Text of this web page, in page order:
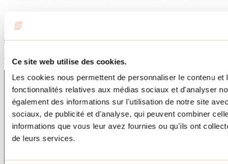
Ce site web utilise des cookies.
Les cookies nous permettent de personnaliser le contenu
fonctionnalités relatives aux médias sociaux et d'analyser
également des informations sur l'utilisation de notre site
sociaux, de publicité et d'analyse, qui peuvent combiner
informations que vous leur avez fournies ou qu'ils ont
de leurs services.
Nous vous invitons également à consulter le document suivant :
tourisme à l’heure de l’Intelligence artificiellepar Jean-Philippe
Duchesneau, entrepreneur et copropriétaire du Groupe Écorécréo,
ainsi que vice-président du groupe de travail IA et tourisme